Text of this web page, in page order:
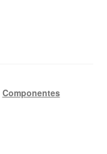
Componentes